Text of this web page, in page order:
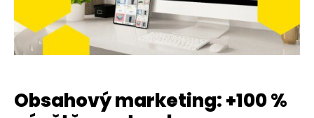
Obsahový marketing: +100 %